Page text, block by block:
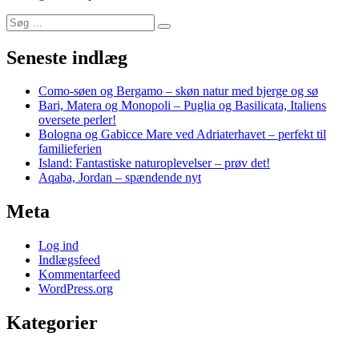
Søg
efter:
Søg
Seneste indlæg
Como-søen og Bergamo – skøn natur med bjerge og sø
Bari, Matera og Monopoli – Puglia og Basilicata, Italiens
oversete perler!
Bologna og Gabicce Mare ved Adriaterhavet – perfekt til
familieferien
Island: Fantastiske naturoplevelser – prøv det!
Aqaba, Jordan – spændende nyt
Meta
Log ind
Indlægsfeed
Kommentarfeed
WordPress.org
Kategorier